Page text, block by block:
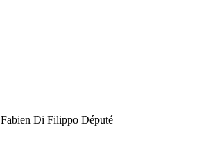
Fabien Di Filippo Député